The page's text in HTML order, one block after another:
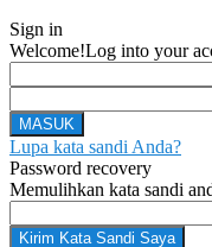
Sign in
Welcome!Log into your
Lupa kata sandi Anda?
Password recovery
Memulihkan kata sandi